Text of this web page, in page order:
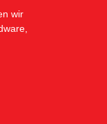
wir